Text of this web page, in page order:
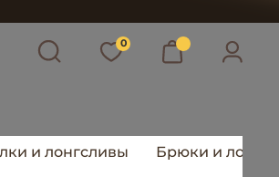
0
и лонгсливы
Брюки и